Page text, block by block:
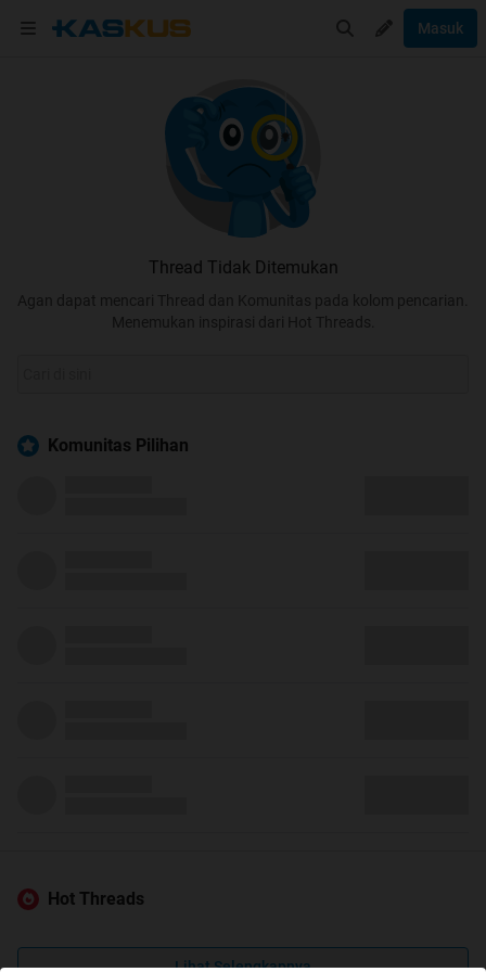
Masuk
Thread Tidak Ditemukan
Agan dapat mencari Thread dan Komunitas pada kolom pencarian.
Menemukan inspirasi dari Hot Threads.
Komunitas Pilihan
Hot Threads
Lihat Selengkapnya